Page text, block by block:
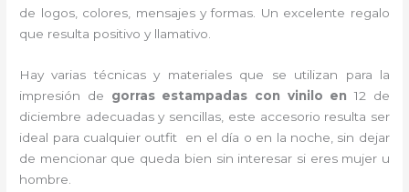
de logos, colores, mensajes y formas. Un excelente regalo
que resulta positivo y llamativo.
Hay varias técnicas y materiales que se utilizan para la
impresión de gorras estampadas con vinilo en12 de
diciembre adecuadas y sencillas, este accesorio resulta ser
ideal para cualquier outfit en el día o en la noche, sin dejar
de mencionar que queda bien sin interesar si eres mujer u
hombre.